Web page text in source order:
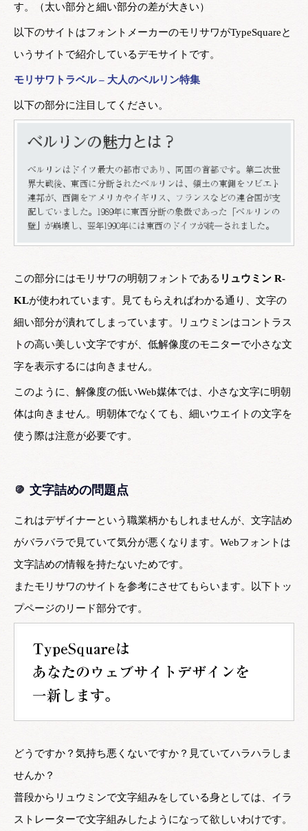
す。（太い部分と細い部分の差が大きい）
以下のサイトはフォントメーカーのモリサワがTypeSquareと
いうサイトで紹介しているデモサイトです。
モリサワトラベル – 大人のベルリン特集
以下の部分に注目してください。
この部分にはモリサワの明朝フォントである リュウミン R-
KLが使われています。見てもらえればわかる通り、文字の
細い部分が潰れてしまっています。リュウミンはコントラス
トの高い美しい文字ですが、低解像度のモニターで小さな文
字を表示するには向きません。
このように、解像度の低いWeb媒体では、小さな文字に明朝
体は向きません。明朝体でなくても、細いウエイトの文字を
使う際は注意が必要です。
文字詰めの問題点
これはデザイナーという職業柄かもしれませんが、文字詰め
がバラバラで見ていて気分が悪くなります。Webフォントは
文字詰めの情報を持たないためです。
またモリサワのサイトを参考にさせてもらいます。以下トッ
プページのリード部分です。
どうですか？気持ち悪くないですか？見ていてハラハラしま
せんか？
普段からリュウミンで文字組みをしている身としては、イラ
ストレーターで文字組みしたようになって欲しいわけです。